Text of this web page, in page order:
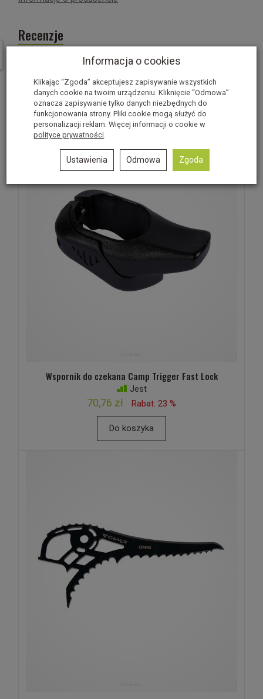
Recenzje
Produkt nie posiada recenzji.Dodaj recenzję
Polecane produkty
Wspornik do czekana Camp Trigger Fast Lock
Jest
70,76 zł Rabat: 23 %
Do koszyka
W ostatnich 7 dniach produktem interesują się
Informacja o cookies
Klikając “Zgoda” akceptujesz zapisywanie wszystkich
danych cookie na twoim urządzeniu. Kliknięcie “Odmowa”
oznacza zapisywanie tylko danych niezbędnych do
funkcjonowania strony. Pliki cookie mogą służyć do
personalizacji reklam. Więcej informacji o cookie w
polityce prywatności.
Ustawienia Odmowa Zgoda